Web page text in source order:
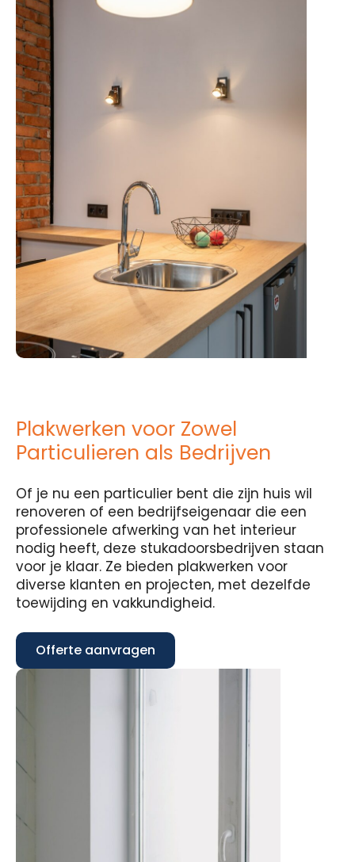
Plakwerken voor Zowel
Particulieren als Bedrijven
Of je nu een particulier bent die zijn huis wil
renoveren of een bedrijfseigenaar die een
professionele afwerking van het interieur
nodig heeft, deze stukadoorsbedrijven staan
voor je klaar. Ze bieden plakwerken voor
diverse klanten en projecten, met dezelfde
toewijding en vakkundigheid.
Offerte aanvragen